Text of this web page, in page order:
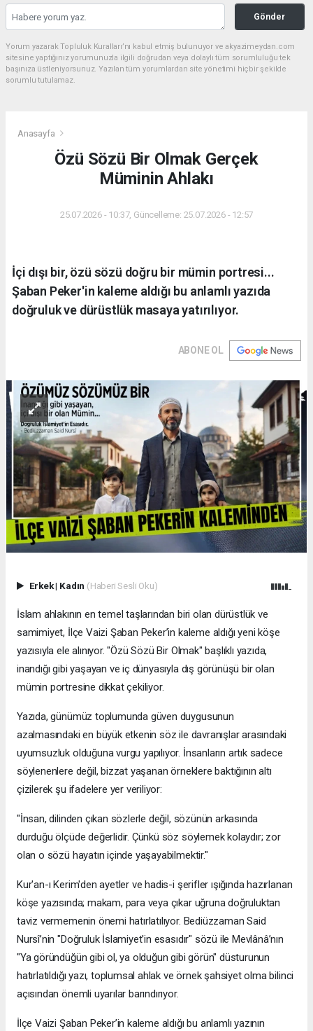
Gönder
Yorum yazarak Topluluk Kuralları’nı kabul etmiş bulunuyor ve akyazimeydan.com
sitesine yaptığınız yorumunuzla ilgili doğrudan veya dolaylı tüm sorumluluğu tek
başınıza üstleniyorsunuz. Yazılan tüm yorumlardan site yönetimi hiçbir şekilde
sorumlu tutulamaz.
Anasayfa
Özü Sözü Bir Olmak Gerçek
Müminin Ahlakı
25.07.2026 - 10:37, Güncelleme: 25.07.2026 - 12:57
İçi dışı bir, özü sözü doğru bir mümin portresi...
Şaban Peker'in kaleme aldığı bu anlamlı yazıda
doğruluk ve dürüstlük masaya yatırılıyor.
ABONE OL
Erkek| Kadın (Haberi Sesli Oku)
İslam ahlakının en temel taşlarından biri olan dürüstlük ve
samimiyet, İlçe Vaizi Şaban Peker’in kaleme aldığı yeni köşe
yazısıyla ele alınıyor. "Özü Sözü Bir Olmak" başlıklı yazıda,
inandığı gibi yaşayan ve iç dünyasıyla dış görünüşü bir olan
mümin portresine dikkat çekiliyor.
​Yazıda, günümüz toplumunda güven duygusunun
azalmasındaki en büyük etkenin söz ile davranışlar arasındaki
uyumsuzluk olduğuna vurgu yapılıyor. İnsanların artık sadece
söylenenlere değil, bizzat yaşanan örneklere baktığının altı
çizilerek şu ifadelere yer veriliyor:
​"İnsan, dilinden çıkan sözlerle değil, sözünün arkasında
durduğu ölçüde değerlidir. Çünkü söz söylemek kolaydır; zor
olan o sözü hayatın içinde yaşayabilmektir."
​Kur'an-ı Kerim'den ayetler ve hadis-i şerifler ışığında hazırlanan
köşe yazısında; makam, para veya çıkar uğruna doğruluktan
taviz vermemenin önemi hatırlatılıyor. Bediüzzaman Said
Nursî’nin "Doğruluk İslamiyet'in esasıdır" sözü ile Mevlânâ’nın
"Ya göründüğün gibi ol, ya olduğun gibi görün" düsturunun
hatırlatıldığı yazı, toplumsal ahlak ve örnek şahsiyet olma bilinci
açısından önemli uyarılar barındırıyor.
​İlçe Vaizi Şaban Peker’in kaleme aldığı bu anlamlı yazının